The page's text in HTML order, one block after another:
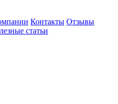
Контакты Отзывы
статьи